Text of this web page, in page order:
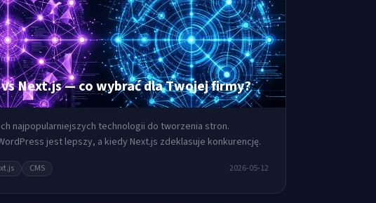
min
Next.js — co wybrać dla Twojej firmy?
najpopularniejszych technologii do tworzenia stron.
jest lepszy, a kiedy Next.js zdeklasuje konkurencję.
CMS 2026-05-12